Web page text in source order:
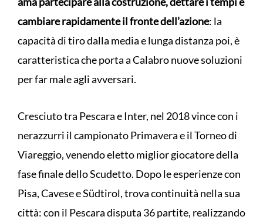
cambiare rapidamente il fronte dell’azione: la
capacità di tiro dalla media e lunga distanza poi, è
caratteristica che porta a Calabro nuove soluzioni
per far male agli avversari.
Cresciuto tra Pescara e Inter, nel 2018 vince con i
nerazzurri il campionato Primavera e il Torneo di
Viareggio, venendo eletto miglior giocatore della
fase finale dello Scudetto. Dopo le esperienze con
Pisa, Cavese e Südtirol, trova continuità nella sua
città: con il Pescara disputa 36 partite, realizzando